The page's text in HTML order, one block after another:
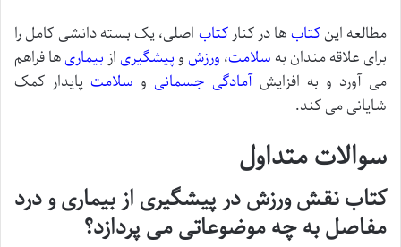
مطالعه اینکتابها در کنارکتاب اصلی، یک بسته دانشی کامل را
برای علاقه مندان به سلامت، ورزش وپیشگیری از بیماریها فراهم
می آورد و به افزایشآمادگی جسمانی و سلامت پایدار کمک
شایانی می کند.
سوالات متداول
کتاب نقش ورزش در پیشگیری از بیماری و درد
مفاصل به چه موضوعاتی می پردازد؟